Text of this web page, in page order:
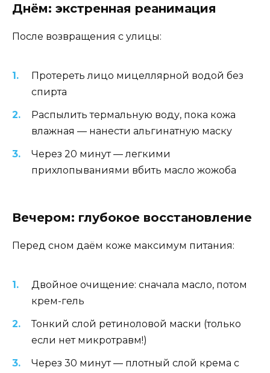
Днём: экстренная реанимация
После возвращения с улицы:
Протереть лицо мицеллярной водой без
спирта
Распылить термальную воду, пока кожа
влажная — нанести альгинатную маску
Через 20 минут — легкими
прихлопываниями вбить масло жожоба
Вечером: глубокое восстановление
Перед сном даём коже максимум питания:
Двойное очищение: сначала масло, потом
крем-гель
Тонкий слой ретиноловой маски (только
если нет микротравм!)
Через 30 минут — плотный слой крема с